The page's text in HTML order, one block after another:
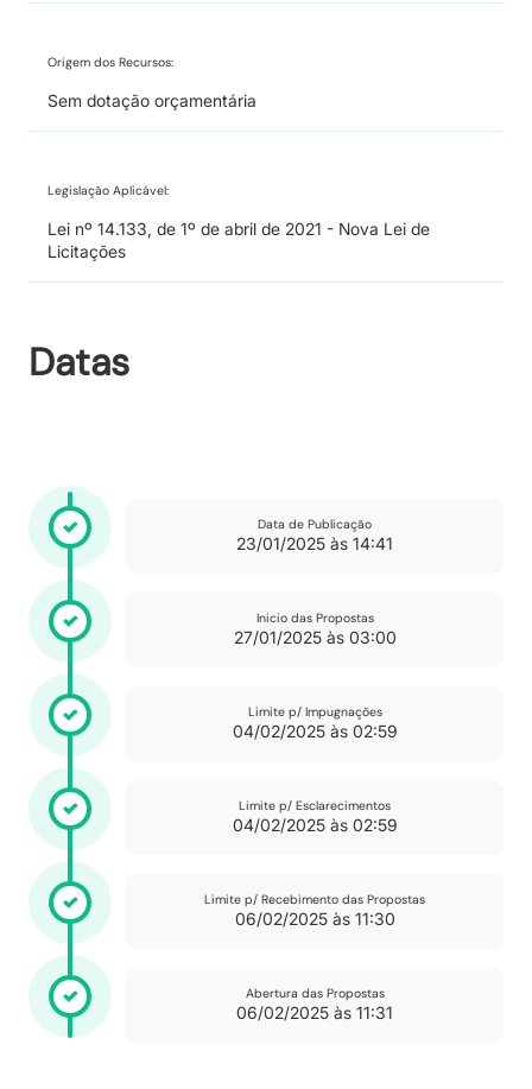
Origem dos Recursos:
Sem dotação orçamentária
Legislação Aplicável:
Lei nº 14.133, de 1º de abril de 2021 - Nova Lei de
Licitações
Datas
Data de Publicação
23/01/2025 às 14:41
Inicio das Propostas
27/01/2025 às 03:00
Limite p/ Impugnações
04/02/2025 às 02:59
Limite p/ Esclarecimentos
04/02/2025 às 02:59
Limite p/ Recebimento das Propostas
06/02/2025 às 11:30
Abertura das Propostas
06/02/2025 às 11:31